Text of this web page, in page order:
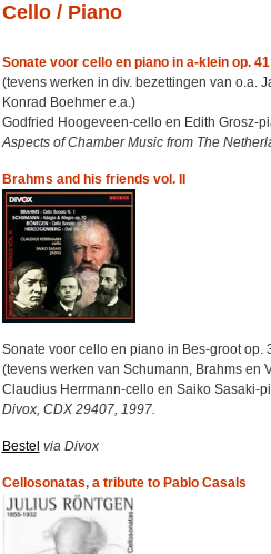
Cello / Piano
Sonate voor cello en piano in a-klein op.
(tevens werken in div. bezettingen van o.a.
Konrad Boehmer e.a.)
Godfried Hoogeveen-cello en Edith Grosz-
Aspects of Chamber Music from The
Brahms and his friends vol. II
Sonate voor cello en piano in Bes-groot op.
(tevens werken van Schumann, Brahms en
Claudius Herrmann-cello en Saiko Sasaki-
Divox, CDX 29407, 1997.
Bestel via Divox
Cellosonatas, a tribute to Pablo Casals